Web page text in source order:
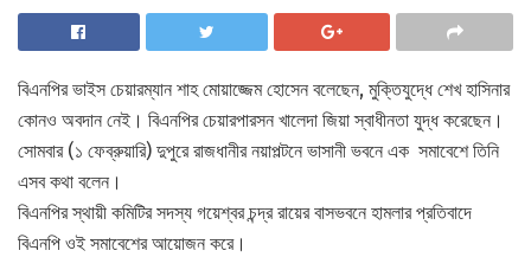
বিএনপির ভাইস চেয়ারম্যান শাহ মোয়াজ্জেম হোসেন বলেছেন, মুক্তিযুদ্ধে শেখ হাসিনার
কোনও অবদান নেই। বিএনপির চেয়ারপারসন খালেদা জিয়া স্বাধীনতা যুদ্ধ করেছেন।
সোমবার (১ ফেব্রুয়ারি) দুপুরে রাজধানীর নয়াপল্টনে ভাসানী ভবনে এক সমাবেশে তিনি
এসব কথা বলেন।
বিএনপির স্থায়ী কমিটির সদস্য গয়েশ্বর চন্দ্র রায়ের বাসভবনে হামলার প্রতিবাদে
বিএনপি ওই সমাবেশের আয়োজন করে।